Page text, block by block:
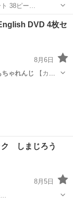
ト 38ピー…
DVD 4枚セ
8月6日
ちゃれんじ 【カテ
ク しまじろう
8月5日
…